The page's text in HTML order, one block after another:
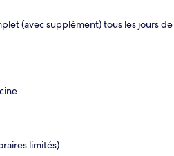
(avec supplément) tous les jours de
limités)